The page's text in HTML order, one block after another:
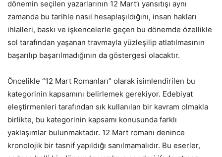
dönemin seçilen yazarlarının 12 Mart’ı yansıtışı aynı
zamanda bu tarihle nasıl hesaplaşıldığını, insan hakları
ihlalleri, baskı ve işkencelerle geçen bu dönemde özellikle
sol tarafından yaşanan travmayla yüzleşilip atlatılmasının
başarılıp başarılmadığının da göstergesi olacaktır.
Öncelikle “12 Mart Romanları” olarak isimlendirilen bu
kategorinin kapsamını belirlemek gerekiyor. Edebiyat
eleştirmenleri tarafından sık kullanılan bir kavram olmakla
birlikte, bu kategorinin kapsamı konusunda farklı
yaklaşımlar bulunmaktadır. 12 Mart romanı denince
kronolojik bir tasnif yapıldığı sanılmamalıdır. Bu eserler,